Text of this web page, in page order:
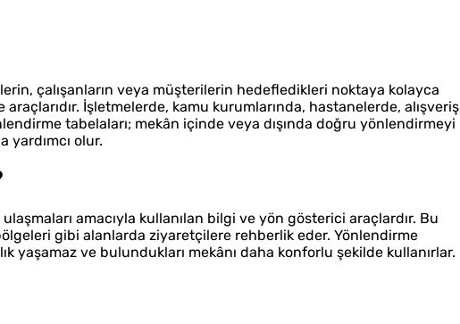
çalışanların veya müşterilerin hedefledikleri noktaya kolayca
İşletmelerde, kamu kurumlarında, hastanelerde, alışveriş
tabelaları; mekân içinde veya dışında doğru yönlendirmeyi
yardımcı olur.
amacıyla kullanılan bilgi ve yön gösterici araçlardır. Bu
gibi alanlarda ziyaretçilere rehberlik eder. Yönlendirme
yaşamaz ve bulundukları mekânı daha konforlu şekilde kullanırlar.